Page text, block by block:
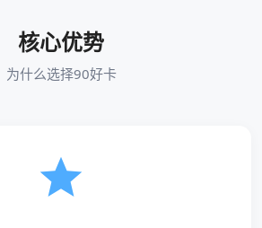
核心优势
为什么选择90好卡